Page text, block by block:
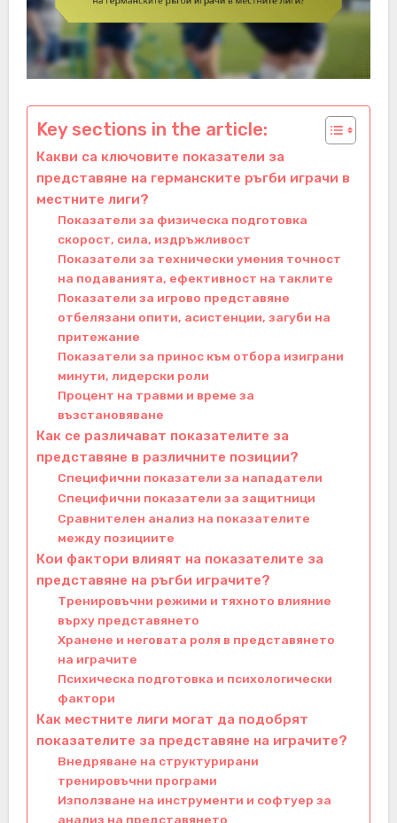
Key sections in the article:
Какви са ключовите показатели за
представяне на германските ръгби играчи в
местните лиги?
Показатели за физическа подготовка
скорост, сила, издръжливост
Показатели за технически умения точност
на подаванията, ефективност на таклите
Показатели за игрово представяне
отбелязани опити, асистенции, загуби на
притежание
Показатели за принос към отбора изиграни
минути, лидерски роли
Процент на травми и време за
възстановяване
Как се различават показателите за
представяне в различните позиции?
Специфични показатели за нападатели
Специфични показатели за защитници
Сравнителен анализ на показателите
между позициите
Кои фактори влияят на показателите за
представяне на ръгби играчите?
Тренировъчни режими и тяхното влияние
върху представянето
Хранене и неговата роля в представянето
на играчите
Психическа подготовка и психологически
фактори
Как местните лиги могат да подобрят
показателите за представяне на играчите?
Внедряване на структурирани
тренировъчни програми
Използване на инструменти и софтуер за
анализ на представянето